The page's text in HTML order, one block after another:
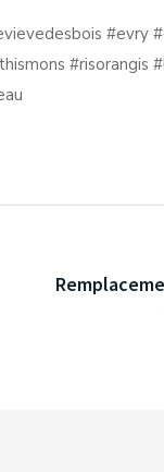
#evry
#risorangis